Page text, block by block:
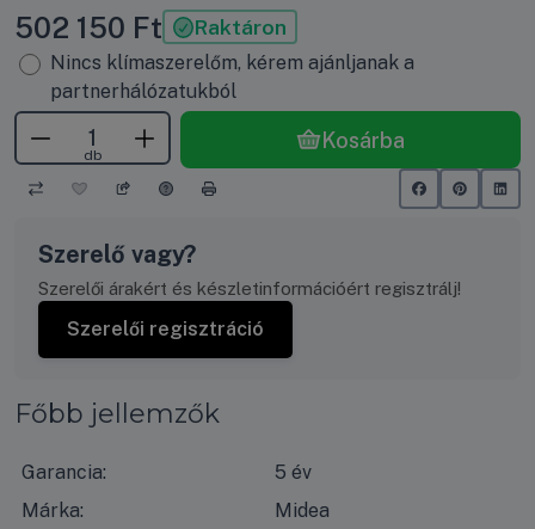
502 150 Ft Raktáron
Nincs klímaszerelőm, kérem ajánljanak a
partnerhálózatukból
db
Kosárba
Szerelő vagy?
Szerelői árakért és készletinformációért regisztrálj!
Szerelői regisztráció
Főbb jellemzők
Garancia:
5 év
Márka:
Midea